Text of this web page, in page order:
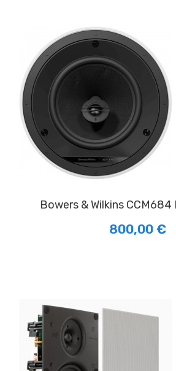
Bowers & Wilkins CCM684
800,00 €